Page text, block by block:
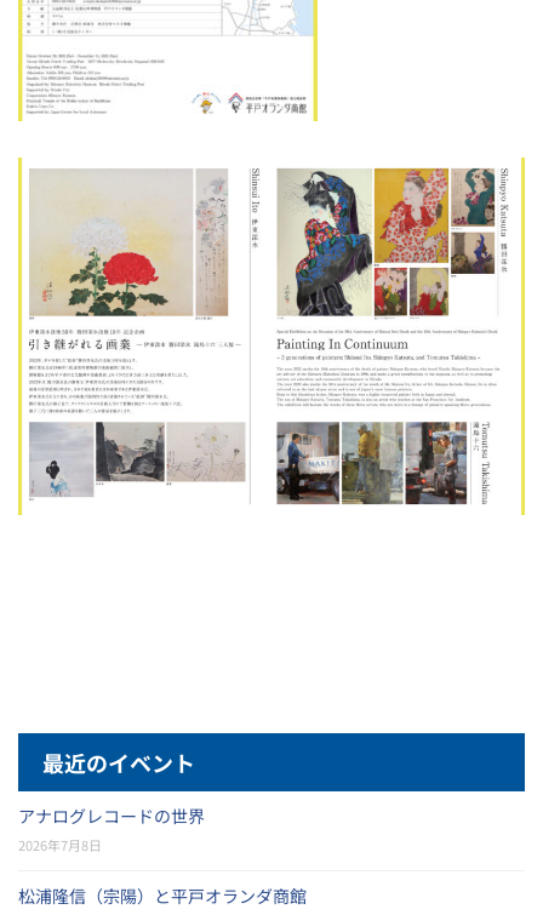
最近のイベント
アナログレコードの世界
2026年7月8日
松浦隆信（宗陽）と平戸オランダ商館